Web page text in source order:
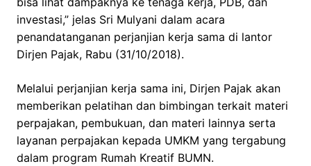
investasi,” jelas Sri Mulyani dalam acara
penandatanganan perjanjian kerja sama di lantor
Dirjen Pajak, Rabu (31/10/2018).
Melalui perjanjian kerja sama ini, Dirjen Pajak akan
memberikan pelatihan dan bimbingan terkait materi
perpajakan, pembukuan, dan materi lainnya serta
layanan perpajakan kepada UMKM yang tergabung
dalam program Rumah Kreatif BUMN.